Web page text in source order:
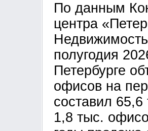
По данным
центра
полугодия
Петербурге
офисов на
составил
1,8 тыс.